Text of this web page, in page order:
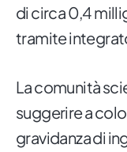
di circa 0,4
tramite
La comunità
suggerire a
gravidanza di